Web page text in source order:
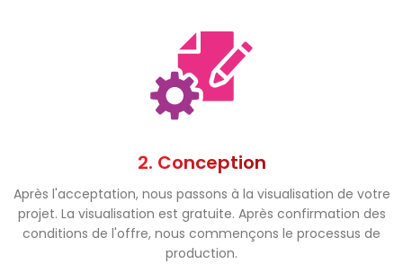
2. Conception
Après l'acceptation, nous passons à la visualisation de votre
projet. La visualisation est gratuite. Après confirmation des
conditions de l'offre, nous commençons le processus de
production.